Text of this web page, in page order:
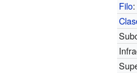
Filo: